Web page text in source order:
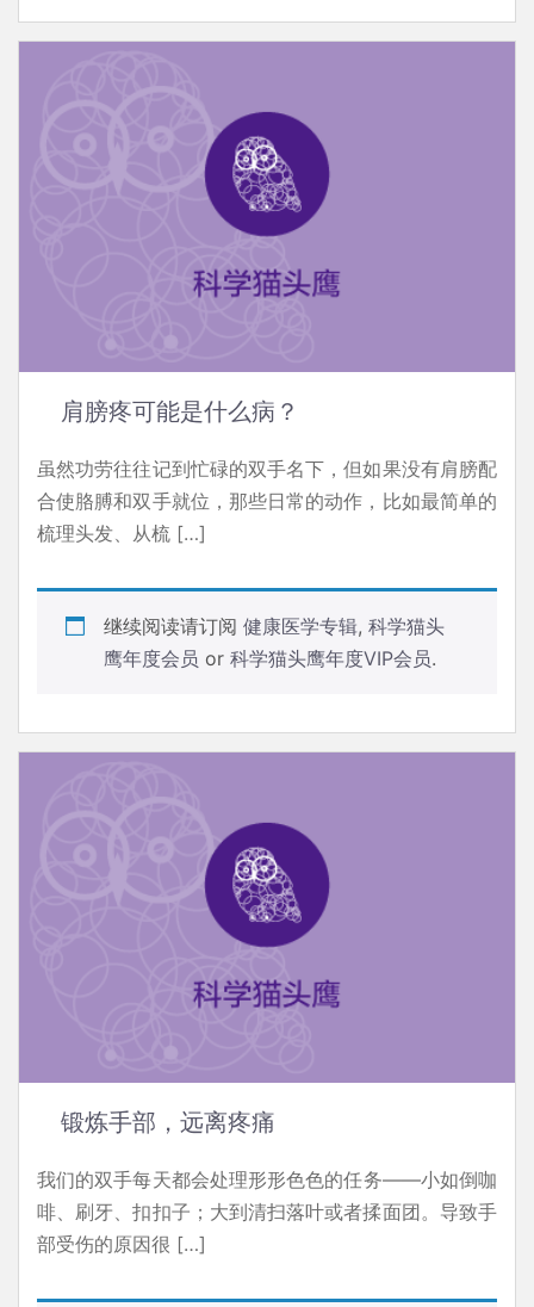
肩膀疼可能是什么病？
虽然功劳往往记到忙碌的双手名下，但如果没有肩膀配
合使胳膊和双手就位，那些日常的动作，比如最简单的
梳理头发、从梳 […]
继续阅读请订阅 健康医学专辑, 科学猫头
鹰年度会员 or 科学猫头鹰年度VIP会员.
锻炼手部，远离疼痛
我们的双手每天都会处理形形色色的任务——小如倒咖
啡、刷牙、扣扣子；大到清扫落叶或者揉面团。导致手
部受伤的原因很 […]